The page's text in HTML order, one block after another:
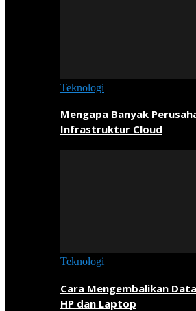
Teknologi
Mengapa Banyak
Infrastruktur Cloud
Teknologi
Cara Mengembalikan
HP dan Laptop